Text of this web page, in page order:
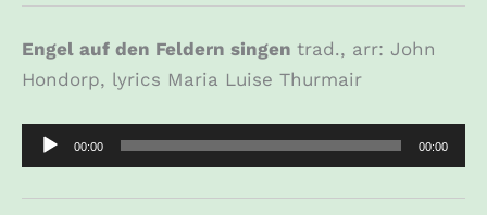
Engel auf den Feldern singen trad., arr: John
Hondorp, lyrics Maria Luise Thurmair
Audio-
Player
00:00 00:00